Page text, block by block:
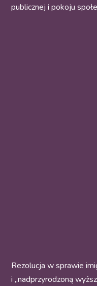
publicznej i pokoju
Rezolucja w sprawie
i „nadprzyrodzoną